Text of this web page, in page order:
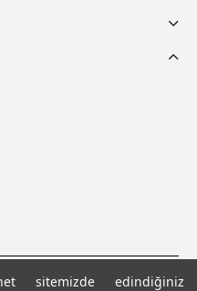
sitemizde edindiğiniz